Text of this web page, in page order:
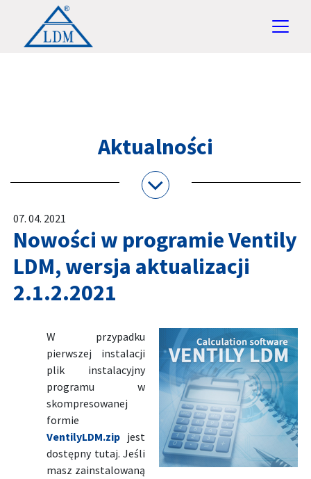
Aktualności
07. 04. 2021
Nowości w programie Ventily
LDM, wersja aktualizacji
2.1.2.2021
W przypadku
pierwszej instalacji
plik instalacyjny
programu w
skompresowanej
formie
VentilyLDM.zip jest
dostępny tutaj. Jeśli
masz zainstalowaną